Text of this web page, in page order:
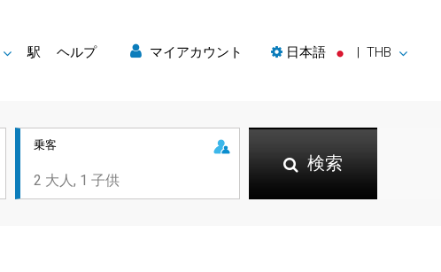
駅 ヘルプ マイアカウント 日本語 | THB
乗客
検索